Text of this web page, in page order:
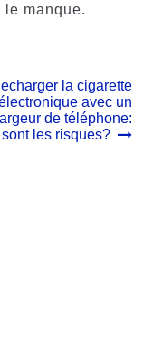
le manque.
:
la cigarette
avec un
de téléphone:
les risques?